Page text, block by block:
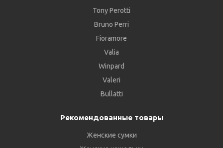
Tony Perotti
Bruno Perri
Fioramore
Valia
Winpard
Valeri
Bullatti
Рекомендованные товары
Женские сумки